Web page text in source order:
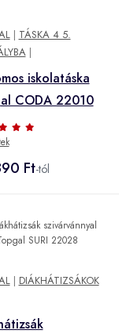
| TÁSKA 4 5.
|
iskolatáska
CODA 22010
Ft-tól
| DIÁKHÁTIZSÁKOK